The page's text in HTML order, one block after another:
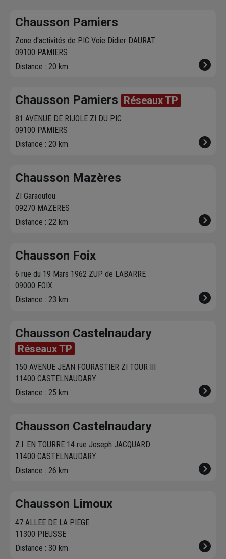
Chausson Pamiers
Zone d'activités de PIC Voie Didier DAURAT
09100 PAMIERS
Distance : 20 km
Chausson Pamiers Réseaux TP
81 AVENUE DE RIJOLE ZI DU PIC
09100 PAMIERS
Distance : 20 km
Chausson Mazères
ZI Garaoutou
09270 MAZERES
Distance : 22 km
Chausson Foix
6 rue du 19 Mars 1962 ZUP de LABARRE
09000 FOIX
Distance : 23 km
Chausson Castelnaudary
Réseaux TP
150 AVENUE JEAN FOURASTIER ZI TOUR III
11400 CASTELNAUDARY
Distance : 25 km
Chausson Castelnaudary
Z.I. EN TOURRE 14 rue Joseph JACQUARD
11400 CASTELNAUDARY
Distance : 26 km
Chausson Limoux
47 ALLEE DE LA PIEGE
11300 PIEUSSE
Distance : 30 km